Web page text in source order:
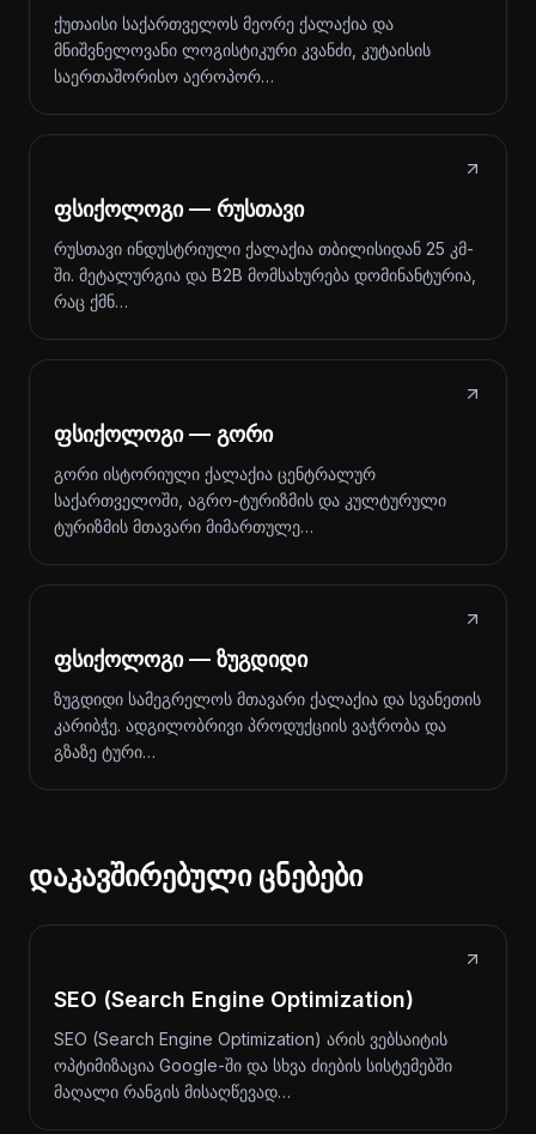
ქუთაისი საქართველოს მეორე ქალაქია და
მნიშვნელოვანი ლოგისტიკური კვანძი, კუტაისის
საერთაშორისო აეროპორ…
ფსიქოლოგი — რუსთავი
რუსთავი ინდუსტრიული ქალაქია თბილისიდან 25 კმ-
ში. მეტალურგია და B2B მომსახურება დომინანტურია,
რაც ქმნ…
ფსიქოლოგი — გორი
გორი ისტორიული ქალაქია ცენტრალურ
საქართველოში, აგრო-ტურიზმის და კულტურული
ტურიზმის მთავარი მიმართულე…
ფსიქოლოგი — ზუგდიდი
ზუგდიდი სამეგრელოს მთავარი ქალაქია და სვანეთის
კარიბჭე. ადგილობრივი პროდუქციის ვაჭრობა და
გზაზე ტური…
დაკავშირებული ცნებები
SEO (Search Engine Optimization)
SEO (Search Engine Optimization) არის ვებსაიტის
ოპტიმიზაცია Google-ში და სხვა ძიების სისტემებში
მაღალი რანგის მისაღწევად…